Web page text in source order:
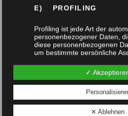
E) PROFILING
Profiling ist jede Art der
personenbezogener Daten,
diese personenbezogenen
um bestimmte persönliche
insbesondere, um Aspekte
wirtschaftlicher Lage,
Vorlieben, Interessen,
Aufenthaltsort oder
Person zu analysieren oder
✓
✕ Ablehnen